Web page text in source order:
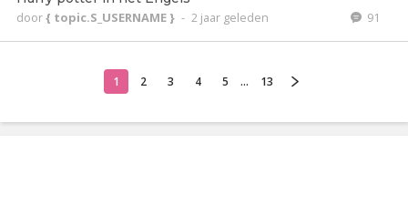
door{ topic.S_USERNAME } - 2 jaar geleden 91
1 2 3 4 5 ... 13